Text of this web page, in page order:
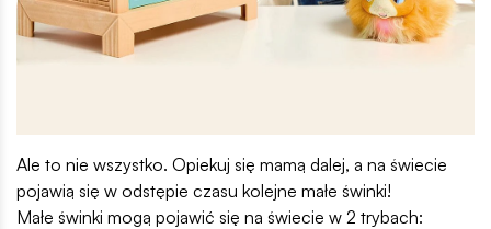
Ale to nie wszystko. Opiekuj się mamą dalej, a na świecie
pojawią się w odstępie czasu kolejne małe świnki!
Małe świnki mogą pojawić się na świecie w 2 trybach: